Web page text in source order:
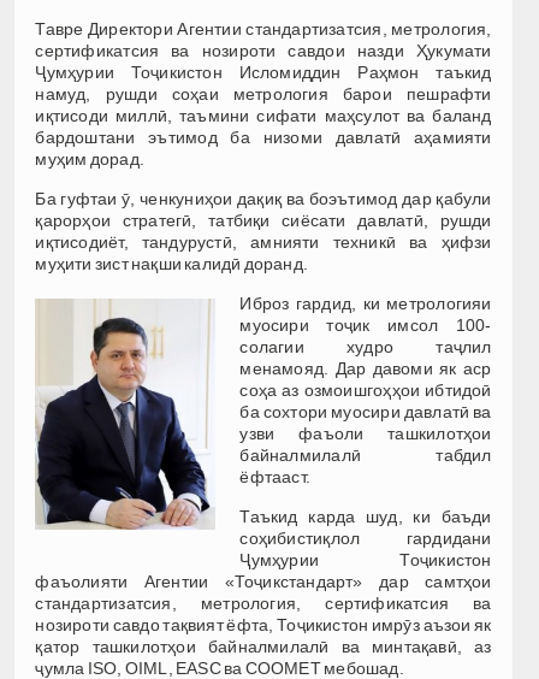
Тавре Директори Агентии стандартизатсия, метрология,
сертификатсия ва нозироти савдои назди Ҳукумати
Ҷумҳурии Тоҷикистон Исломиддин Раҳмон таъкид
намуд, рушди соҳаи метрология барои пешрафти
иқтисоди миллӣ, таъмини сифати маҳсулот ва баланд
бардоштани эътимод ба низоми давлатӣ аҳамияти
муҳим дорад.
Ба гуфтаи ӯ, ченкуниҳои дақиқ ва боэътимод дар қабули
қарорҳои стратегӣ, татбиқи сиёсати давлатӣ, рушди
иқтисодиёт, тандурустӣ, амнияти техникӣ ва ҳифзи
муҳити зист нақши калидӣ доранд.
Иброз гардид, ки метрологияи
муосири тоҷик имсол 100-
солагии худро таҷлил
менамояд. Дар давоми як аср
соҳа аз озмоишгоҳҳои ибтидоӣ
ба сохтори муосири давлатӣ ва
узви фаъоли ташкилотҳои
байналмилалӣ табдил
ёфтааст.
Таъкид карда шуд, ки баъди
соҳибистиқлол гардидани
Ҷумҳурии Тоҷикистон
фаъолияти Агентии «Тоҷикстандарт» дар самтҳои
стандартизатсия, метрология, сертификатсия ва
нозироти савдо тақвият ёфта, Тоҷикистон имрӯз аъзои як
қатор ташкилотҳои байналмилалӣ ва минтақавӣ, аз
ҷумла ISO, OIML, EASC ва COOMET мебошад.